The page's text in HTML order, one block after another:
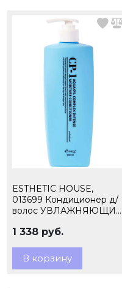
ESTHETIC HOUSE,
013699 Кондиционер д/
волос УВЛАЖНЯЮЩИЙ
Intense Moisture, 500мл
1 338 руб.
В корзину